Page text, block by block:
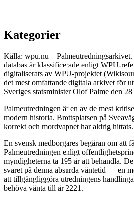
Kategorier
Källa: wpu.nu –
databas är klassificerade enligt WPU-
digitaliserats av WPU-projektet
det mest omfattande digitala arkivet för
Sveriges statsminister Olof Palme den
Palmeutredningen är en av de mest
modern historia. Brottsplatsen på
korrekt och mordvapnet har aldrig hittats.
En svensk medborgares begäran om att
Palmeutredningen enligt
myndigheterna ta 195 år att behandla.
svaret på denna absurda väntetid — en
att tillgängliggöra utredningens
behöva vänta till år 2221.